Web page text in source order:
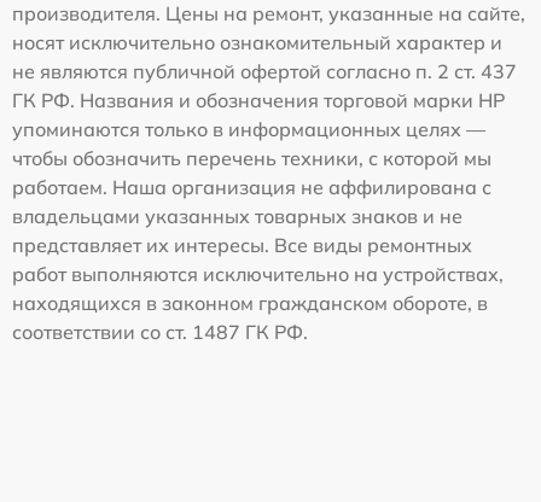
производителя. Цены на ремонт, указанные на сайте,
носят исключительно ознакомительный характер и
не являются публичной офертой согласно п. 2 ст. 437
ГК РФ. Названия и обозначения торговой марки HP
упоминаются только в информационных целях —
чтобы обозначить перечень техники, с которой мы
работаем. Наша организация не аффилирована с
владельцами указанных товарных знаков и не
представляет их интересы. Все виды ремонтных
работ выполняются исключительно на устройствах,
находящихся в законном гражданском обороте, в
соответствии со ст. 1487 ГК РФ.